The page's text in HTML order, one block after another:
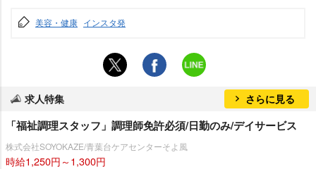
美容・健康 インスタ発
求人特集 さらに見る
「福祉調理スタッフ」調理師免許必須/日勤のみ/デイサービス
株式会社SOYOKAZE/青葉台ケアセンターそよ風
時給1,250円～1,300円